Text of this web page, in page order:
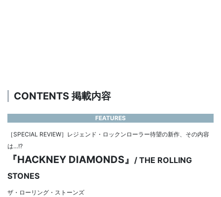
CONTENTS 掲載内容
FEATURES
［SPECIAL REVIEW］レジェンド・ロックンローラー待望の新作、その内容
は…!?
『HACKNEY DIAMONDS』 / THE ROLLING
STONES
ザ・ローリング・ストーンズ